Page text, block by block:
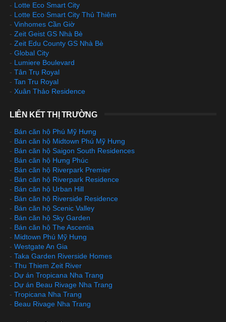
- Lotte Eco Smart City
- Lotte Eco Smart City Thủ Thiêm
- Vinhomes Cần Giờ
- Zeit Geist GS Nhà Bè
- Zeit Edu County GS Nhà Bè
- Global City
- Lumiere Boulevard
- Tân Trụ Royal
- Tan Tru Royal
- Xuân Thảo Residence
LIÊN KẾT THỊ TRƯỜNG
- Bán căn hộ Phú Mỹ Hưng
- Bán căn hộ Midtown Phú Mỹ Hưng
- Bán căn hộ Saigon South Residences
- Bán căn hộ Hưng Phúc
- Bán căn hộ Riverpark Premier
- Bán căn hộ Riverpark Residence
- Bán căn hộ Urban Hill
- Bán căn hộ Riverside Residence
- Bán căn hộ Scenic Valley
- Bán căn hộ Sky Garden
- Bán căn hộ The Ascentia
- Midtown Phú Mỹ Hưng
- Westgate An Gia
- Taka Garden Riverside Homes
- Thu Thiem Zeit River
- Dự án Tropicana Nha Trang
- Dự án Beau Rivage Nha Trang
- Tropicana Nha Trang
- Beau Rivage Nha Trang